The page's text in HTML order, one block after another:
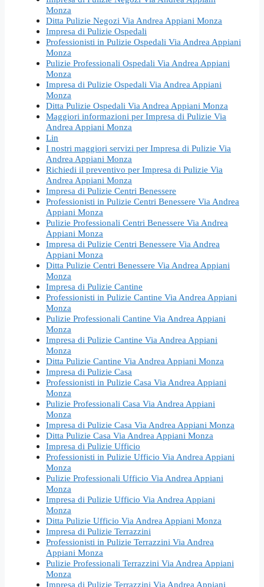
Monza
Ditta Pulizie Negozi Via Andrea Appiani Monza
Impresa di Pulizie Ospedali
Professionisti in Pulizie Ospedali Via Andrea Appiani
Monza
Pulizie Professionali Ospedali Via Andrea Appiani
Monza
Impresa di Pulizie Ospedali Via Andrea Appiani
Monza
Ditta Pulizie Ospedali Via Andrea Appiani Monza
Maggiori informazioni per Impresa di Pulizie Via
Andrea Appiani Monza
Lin
I nostri maggiori servizi per Impresa di Pulizie Via
Andrea Appiani Monza
Richiedi il preventivo per Impresa di Pulizie Via
Andrea Appiani Monza
Impresa di Pulizie Centri Benessere
Professionisti in Pulizie Centri Benessere Via Andrea
Appiani Monza
Pulizie Professionali Centri Benessere Via Andrea
Appiani Monza
Impresa di Pulizie Centri Benessere Via Andrea
Appiani Monza
Ditta Pulizie Centri Benessere Via Andrea Appiani
Monza
Impresa di Pulizie Cantine
Professionisti in Pulizie Cantine Via Andrea Appiani
Monza
Pulizie Professionali Cantine Via Andrea Appiani
Monza
Impresa di Pulizie Cantine Via Andrea Appiani
Monza
Ditta Pulizie Cantine Via Andrea Appiani Monza
Impresa di Pulizie Casa
Professionisti in Pulizie Casa Via Andrea Appiani
Monza
Pulizie Professionali Casa Via Andrea Appiani
Monza
Impresa di Pulizie Casa Via Andrea Appiani Monza
Ditta Pulizie Casa Via Andrea Appiani Monza
Impresa di Pulizie Ufficio
Professionisti in Pulizie Ufficio Via Andrea Appiani
Monza
Pulizie Professionali Ufficio Via Andrea Appiani
Monza
Impresa di Pulizie Ufficio Via Andrea Appiani
Monza
Ditta Pulizie Ufficio Via Andrea Appiani Monza
Impresa di Pulizie Terrazzini
Professionisti in Pulizie Terrazzini Via Andrea
Appiani Monza
Pulizie Professionali Terrazzini Via Andrea Appiani
Monza
Impresa di Pulizie Terrazzini Via Andrea Appiani